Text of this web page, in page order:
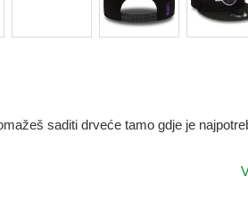
saditi drveće tamo gdje je